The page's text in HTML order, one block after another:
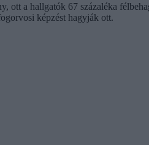
ott a hallgatók 67 százaléka
képzést hagyják ott.